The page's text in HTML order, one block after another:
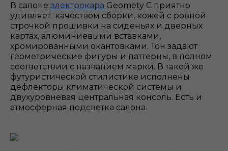
В салоне электрокара Geomety С приятно
удивляет качеством сборки, кожей с ровной
строчкой прошивки на сиденьях и дверных
картах, алюминиевыми вставками,
хромированными окантовками. Тон задают
геометрические фигуры и паттерны, в полном
соответствии с названием марки. В такой же
футуристической стилистике исполнены
дефлекторы климатической системы и
двухуровневая центральная консоль. Есть и
атмосферная подсветка салона.